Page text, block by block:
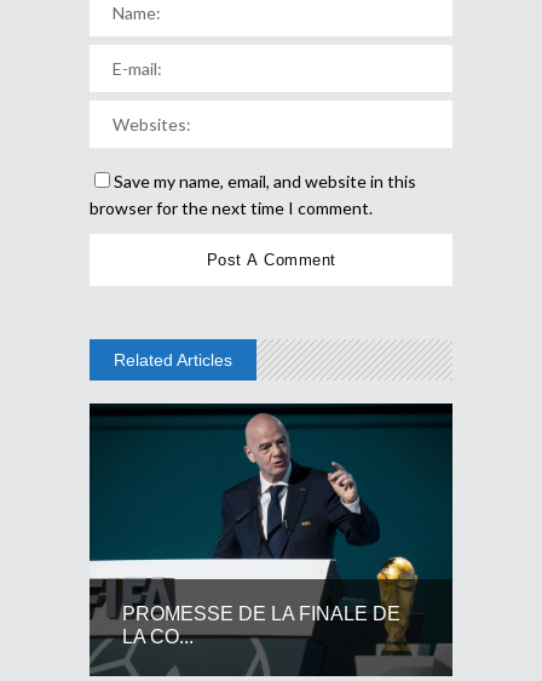
Save my name, email, and website in this
browser for the next time I comment.
Related Articles
PROMESSE DE LA FINALE DE
LA CO...